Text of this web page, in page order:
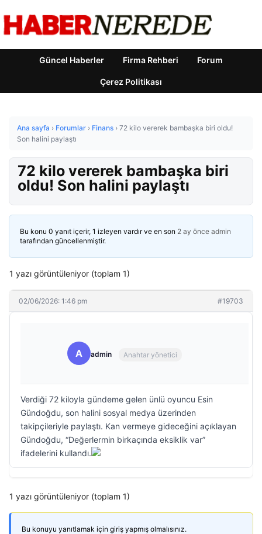
Güncel Haberler Firma Rehberi Forum
Çerez Politikası
Ana sayfa › Forumlar › Finans › 72 kilo vererek bambaşka biri oldu!
Son halini paylaştı
72 kilo vererek bambaşka biri
oldu! Son halini paylaştı
Bu konu 0 yanıt içerir, 1 izleyen vardır ve en son 2 ay önce admin
tarafından güncellenmiştir.
1 yazı görüntüleniyor (toplam 1)
02/06/2026: 1:46 pm #19703
A admin Anahtar yönetici
Verdiği 72 kiloyla gündeme gelen ünlü oyuncu Esin
Gündoğdu, son halini sosyal medya üzerinden
takipçileriyle paylaştı. Kan vermeye gideceğini açıklayan
Gündoğdu, “Değerlermin birkaçında eksiklik var”
ifadelerini kullandı.
1 yazı görüntüleniyor (toplam 1)
Bu konuyu yanıtlamak için giriş yapmış olmalısınız.